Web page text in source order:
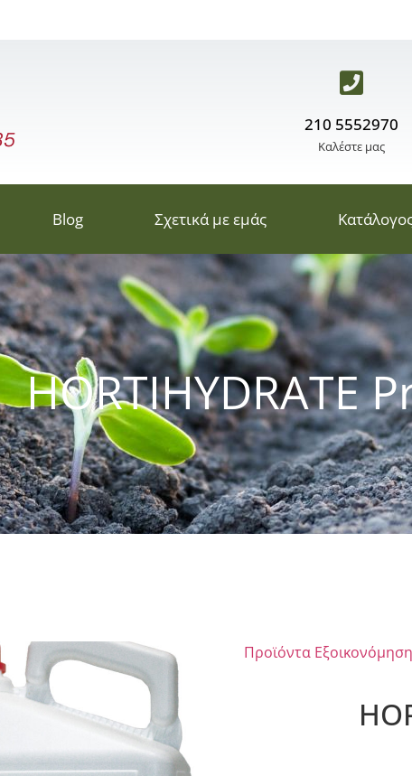
210 5552970
Καλέστε μας
Blog Σχετικά με εμάς
HORTIHYDRATE
Προϊόντα